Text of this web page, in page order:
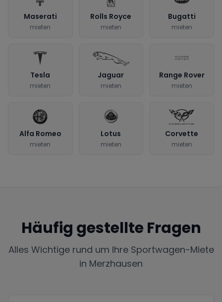
Maserati
mieten
Rolls Royce
mieten
Bugatti
mieten
Tesla
mieten
Jaguar
mieten
Range Rover
mieten
Alfa Romeo
mieten
Lotus
mieten
Corvette
mieten
Häufig gestellte Fragen
Alles Wichtige rund um Ihre Sportwagen-Miete
in Merzhausen